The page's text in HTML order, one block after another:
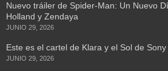
Nuevo tráiler de Spider-Man: Un Nuevo
Holland y Zendaya
JUNIO 29, 2026
Este es el cartel de Klara y el Sol de
JUNIO 29, 2026